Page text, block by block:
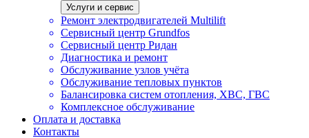
Услуги и сервис
Ремонт электродвигателей Multilift
Сервисный центр Grundfos
Сервисный центр Ридан
Диагностика и ремонт
Обслуживание узлов учёта
Обслуживание тепловых пунктов
Балансировка систем отопления, ХВС, ГВС
Комплексное обслуживание
Оплата и доставка
Контакты